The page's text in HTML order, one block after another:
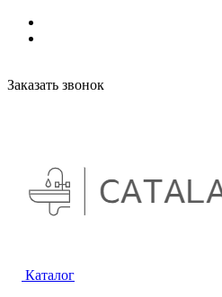
Заказать звонок
Каталог